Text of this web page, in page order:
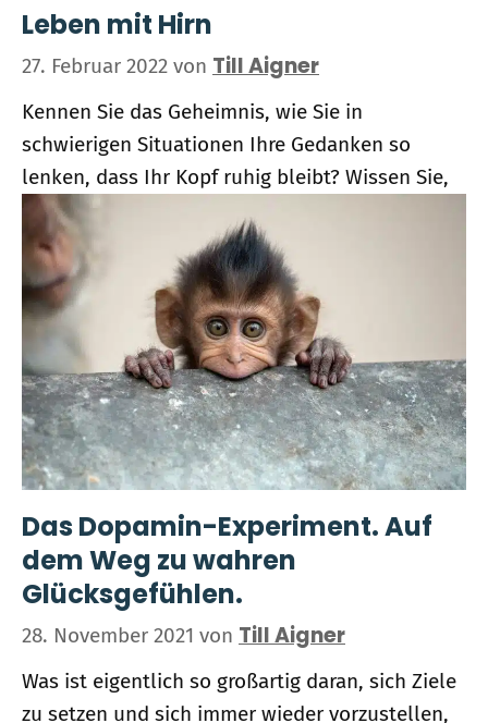
Leben mit Hirn
27. Februar 2022 von Till Aigner
Kennen Sie das Geheimnis, wie Sie in
schwierigen Situationen Ihre Gedanken so
lenken, dass Ihr Kopf ruhig bleibt? Wissen Sie,
Das Dopamin-Experiment. Auf
dem Weg zu wahren
Glücksgefühlen.
28. November 2021 von Till Aigner
Was ist eigentlich so großartig daran, sich Ziele
zu setzen und sich immer wieder vorzustellen,